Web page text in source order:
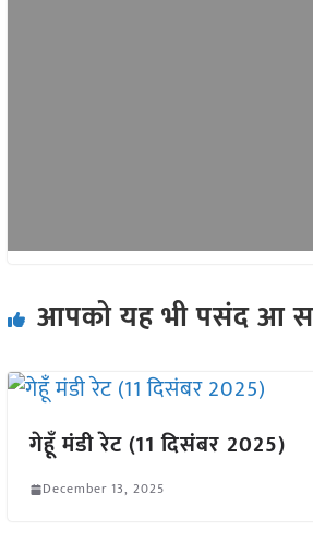
आपको यह भी पसंद आ
गेहूँ मंडी रेट (11 दिसंबर 2025)
December 13, 2025